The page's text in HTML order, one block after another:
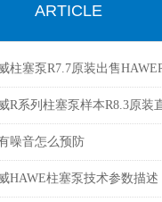
ARTICLE
噪音怎么预防
HAWE柱塞泵技术参数描述